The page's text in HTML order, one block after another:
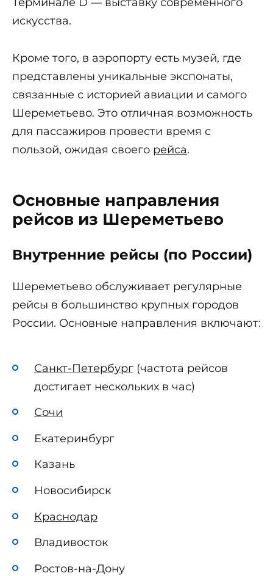
искусства.
Кроме того, в аэропорту есть музей, где
представлены уникальные экспонаты,
связанные с историей авиации и самого
Шереметьево. Это отличная возможность
для пассажиров провести время с
пользой, ожидая своего рейса.
Основные направления
рейсов из Шереметьево
Внутренние рейсы (по России)
Шереметьево обслуживает регулярные
рейсы в большинство крупных городов
России. Основные направления включают:
Санкт-Петербург (частота рейсов
достигает нескольких в час)
Сочи
Екатеринбург
Казань
Новосибирск
Краснодар
Владивосток
Ростов-на-Дону